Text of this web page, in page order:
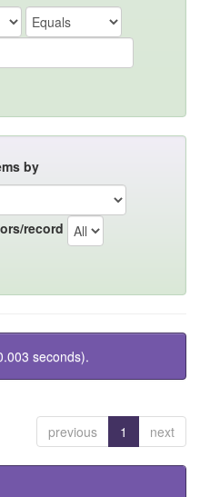
by
record
seconds).
previous 1 next